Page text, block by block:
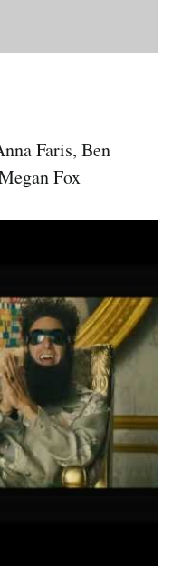
Faris, Ben
Fox